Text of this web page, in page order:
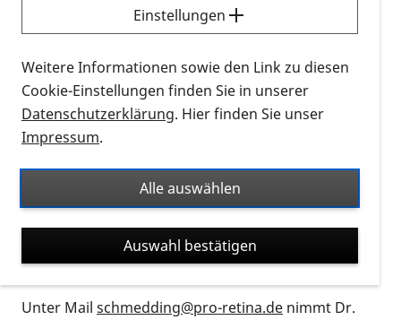
Voykov, Universitäts-Augenklinik Tübingen.
Die Veranstaltung wird über die digitale Plattform
Zoom durchgeführt und dauert etwa 90 Minuten.
Eine Teilnahme ist auch telefonisch möglich. Um
einen intensiven Austausch zu ermöglichen, sind die
Plätze begrenzt. Die Einwahldaten erhalten Sie nach
Anmeldung
Unter Mail schmedding@pro-retina.de nimmt Dr.
Einstellungen
Weitere Informationen sowie den Link zu diesen
Cookie-Einstellungen finden Sie in unserer
Datenschutzerklärung. Hier finden Sie unser
Impressum.
Alle auswählen
Auswahl bestätigen